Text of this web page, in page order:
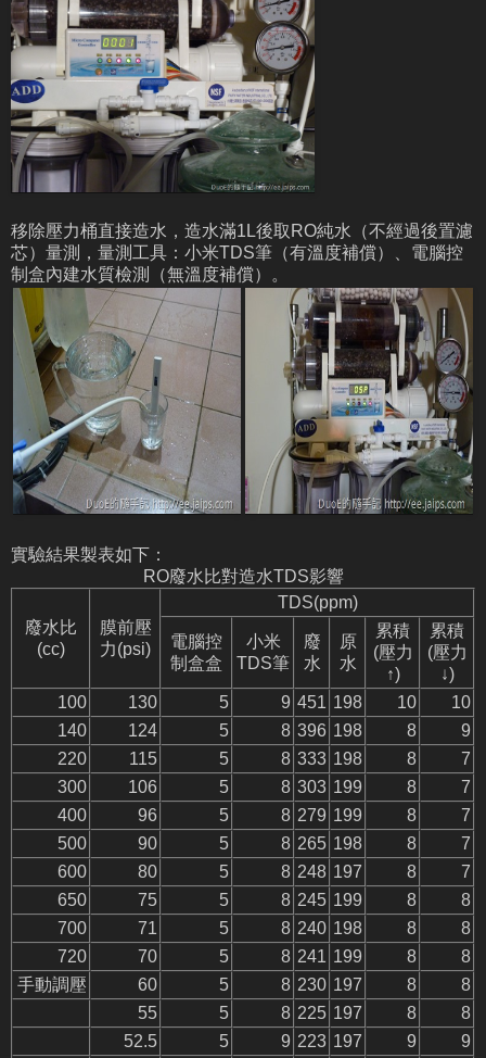
移除壓力桶直接造水，造水滿1L後取RO純水（不經過後置濾
芯）量測，量測工具：小米TDS筆（有溫度補償）、電腦控
制盒內建水質檢測（無溫度補償）。
實驗結果製表如下：
RO廢水比對造水TDS影響
廢水比
(cc)
膜前壓
力(psi)
TDS(ppm)
電腦控
制盒盒
小米
TDS筆
廢
水
原
水
累積
(壓力
↑)
累積
(壓力
↓)
100
130 5 9 451 198 10
10
140
124 5 8 396 198 8
9
220
115 5 8 333 198 8
7
300
106 5 8 303 199 8
7
400
96 5 8 279 199 8
7
500
90 5 8 265 198 8
7
600
80 5 8 248 197 8
7
650
75 5 8 245 199 8
8
700
71 5 8 240 198 8
8
720
70 5 8 241 199 8
8
手動調壓
60 5 8 230 197 8
8
55
5 8 225 197 8
8
52.5
5 9 223 197 9
9